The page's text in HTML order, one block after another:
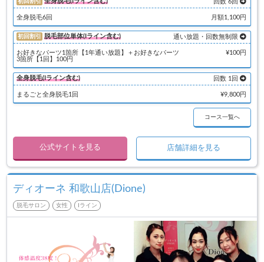
初回割引 回数 6回
全身脱毛6回 月額1,100円
初回割引 脱毛部位単体(Iライン含む) 通い放題・回数無制限
お好きなパーツ1箇所【1年通い放題】＋お好きなパーツ
3箇所【1回】100円
¥100円
全身脱毛(Iライン含む) 回数 1回
まるごと全身脱毛1回 ¥9,800円
コース一覧へ
公式サイトを見る 店舗詳細を見る
ディオーネ 和歌山店(Dione)
脱毛サロン 女性 Iライン